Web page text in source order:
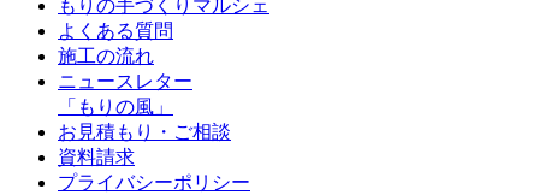
もりの手づくりマルシェ
よくある質問
施工の流れ
ニュースレター
「もりの風」
お見積もり・ご相談
資料請求
プライバシーポリシー